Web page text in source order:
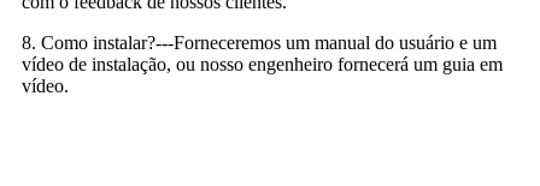
8. Como instalar?---Forneceremos um manual do usuário e um
vídeo de instalação, ou nosso engenheiro fornecerá um guia em
vídeo.